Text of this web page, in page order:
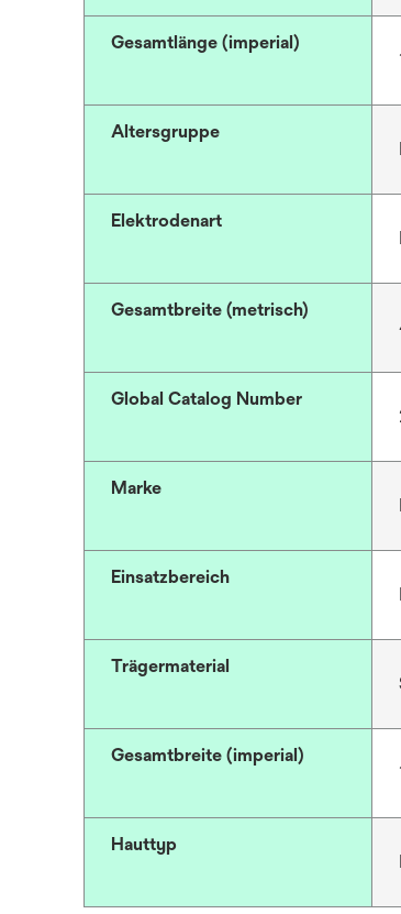
Gesamtlänge (imperial)
Altersgruppe
Elektrodenart
Gesamtbreite (metrisch)
Global Catalog Number
Marke
Einsatzbereich
Trägermaterial
Gesamtbreite (imperial)
Hauttyp